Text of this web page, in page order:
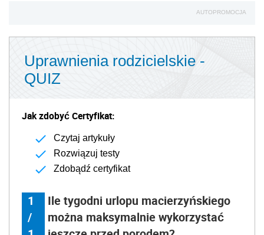
AUTOPROMOCJA
Uprawnienia rodzicielskie -
QUIZ
Jak zdobyć Certyfikat:
Czytaj artykuły
Rozwiązuj testy
Zdobądź certyfikat
1
/
Ile tygodni urlopu macierzyńskiego
można maksymalnie wykorzystać